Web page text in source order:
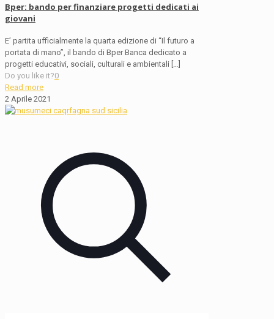
Bper: bando per finanziare progetti dedicati ai
giovani
E’ partita ufficialmente la quarta edizione di “Il futuro a
portata di mano”, il bando di Bper Banca dedicato a
progetti educativi, sociali, culturali e ambientali […]
Do you like it?0
Read more
2 Aprile 2021